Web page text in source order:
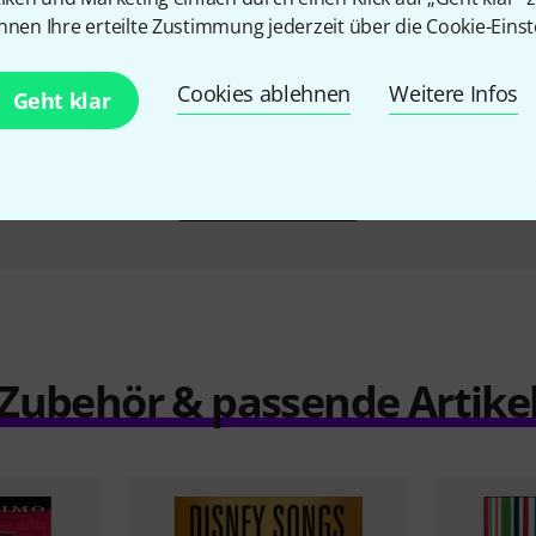
Ihre erteilte Zustimmung jederzeit über die Cookie-
Geht klar Cookies ablehnen Weitere Infos
Book
Hal Leonard Big Book Violin &
Cello Duets
38 CHF
Schott
& passende